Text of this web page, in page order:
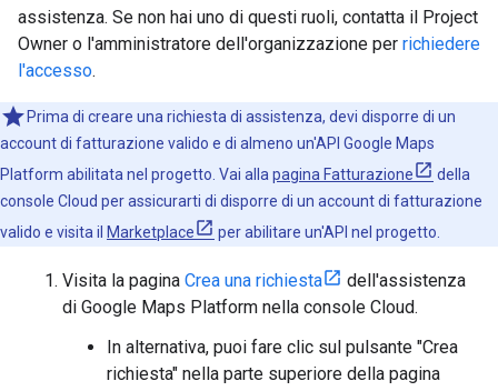
assistenza. Se non hai uno di questi ruoli, contatta il Project
Owner o l'amministratore dell'organizzazione per richiedere
l'accesso.
Prima di creare una richiesta di assistenza, devi disporre di un
account di fatturazione valido e di almeno un'API Google Maps
Platform abilitata nel progetto. Vai alla pagina Fatturazione
della
console Cloud per assicurarti di disporre di un account di fatturazione
valido e visita il Marketplace per abilitare un'API nel progetto.
Visita la pagina Crea una richiesta
dell'assistenza
di Google Maps Platform nella console Cloud.
In alternativa, puoi fare clic sul pulsante "Crea
richiesta" nella parte superiore della pagina